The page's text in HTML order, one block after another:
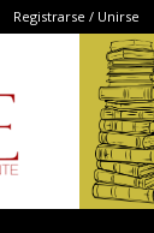
Registrarse / Unirse